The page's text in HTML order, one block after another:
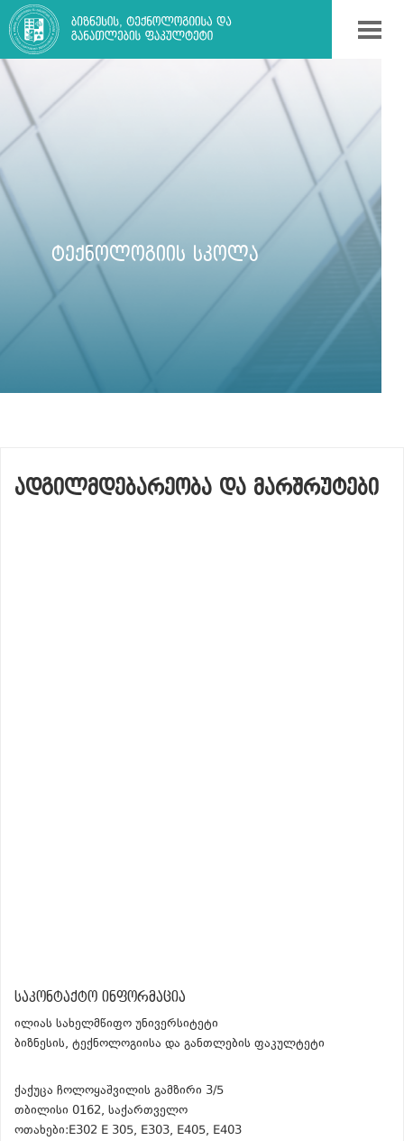
ᲢᲔᲥᲜᲝᲚᲝᲒᲘᲘᲡ ᲡᲙᲝᲚᲐ
ᲐᲓᲒᲘᲚᲛᲓᲔᲑᲐᲠᲔᲝᲑᲐ ᲓᲐ ᲛᲐᲠᲨᲠᲣᲢᲔᲑᲘ
საკონტაქტო ინფორმაცია
ილიას სახელმწიფო უნივერსიტეტი
ბიზნესის, ტექნოლოგიისა და განთლების ფაკულტეტი
ქაქუცა ჩოლოყაშვილის გამზირი 3/5
თბილისი 0162, საქართველო
ოთახები:E302 E 305, E303, E405, E403